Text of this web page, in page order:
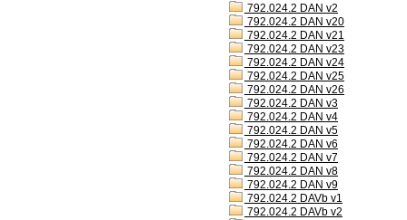
792.024.2 DAN v2
792.024.2 DAN v20
792.024.2 DAN v21
792.024.2 DAN v23
792.024.2 DAN v24
792.024.2 DAN v25
792.024.2 DAN v26
792.024.2 DAN v3
792.024.2 DAN v4
792.024.2 DAN v5
792.024.2 DAN v6
792.024.2 DAN v7
792.024.2 DAN v8
792.024.2 DAN v9
792.024.2 DAVb v1
792.024.2 DAVb v2